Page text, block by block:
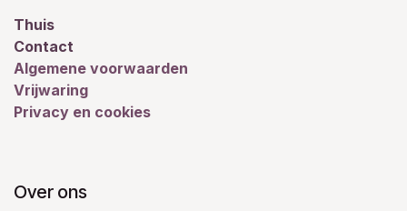
Thuis
Contact
Algemene voorwaarden
Vrijwaring
Privacy en cookies
Over ons